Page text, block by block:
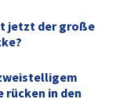
jetzt der große
in den